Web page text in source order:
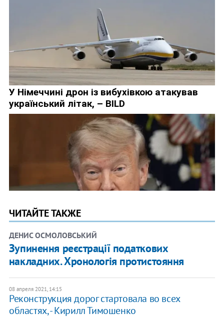
ЧИТАЙТЕ ТАКЖЕ
ДЕНИС ОСМОЛОВСЬКИЙ
Зупинення реєстрації податкових
накладних. Хронологія протистояння
08 апреля 2021, 14:15
Реконструкция дорог стартовала во всех
областях, - Кирилл Тимошенко